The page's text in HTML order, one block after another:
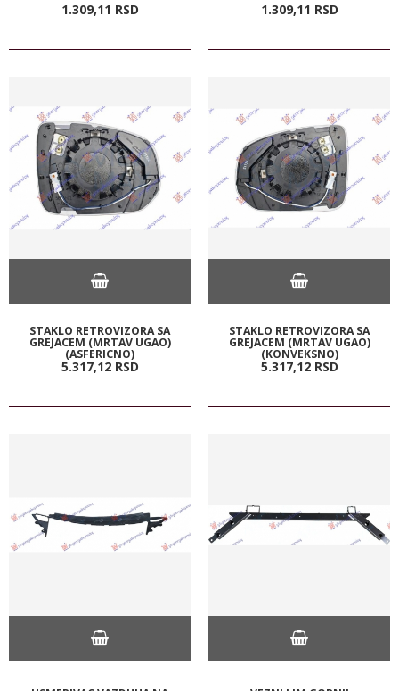
1.309,11 RSD 1.309,11 RSD
STAKLO RETROVIZORA SA
GREJACEM (MRTAV UGAO)
(ASFERICNO)
5.317,12 RSD
STAKLO RETROVIZORA SA
GREJACEM (MRTAV UGAO)
(KONVEKSNO)
5.317,12 RSD